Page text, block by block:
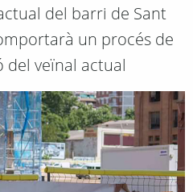
del barri de Sant
un procés de
del veïnal actual